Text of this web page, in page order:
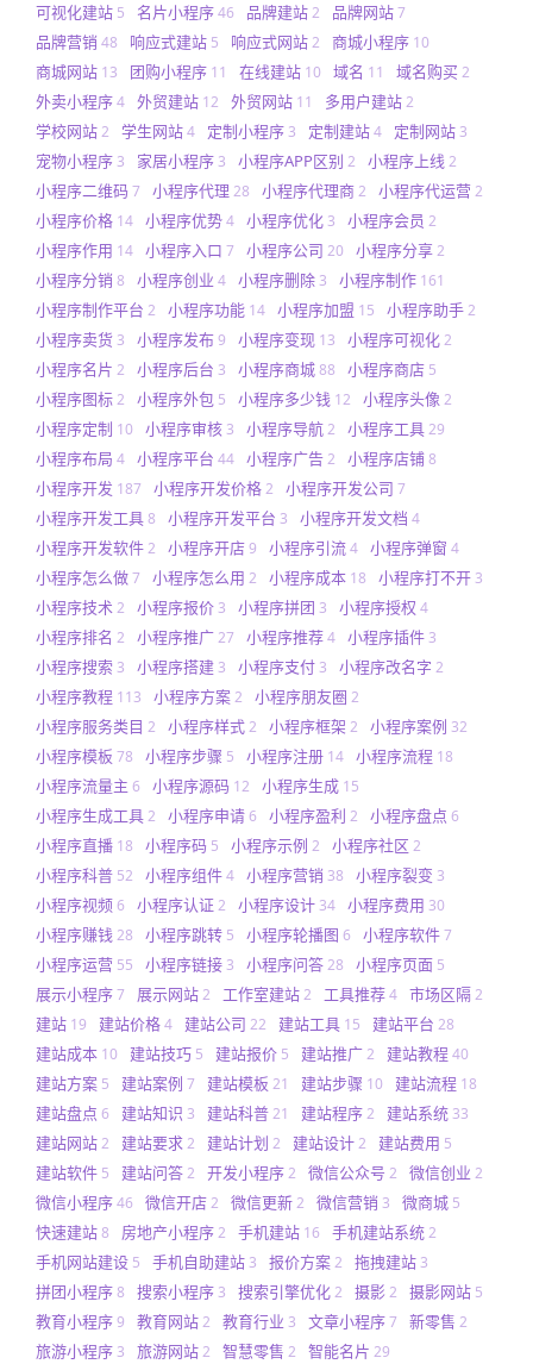
可视化建站 5 名片小程序46 品牌建站2 品牌网站7
品牌营销 48 响应式建站 5 响应式网站2 商城小程序 10
商城网站 13 团购小程序 11 在线建站 10 域名 11 域名购买2
外卖小程序4 外贸建站 12 外贸网站 11 多用户建站2
学校网站2 学生网站4 定制小程序 3 定制建站4 定制网站 3
宠物小程序 3 家居小程序 3 小程序APP区别 2 小程序上线 2
小程序二维码7 小程序代理 28 小程序代理商2 小程序代运营2
小程序价格 14 小程序优势4 小程序优化 3 小程序会员 2
小程序作用 14 小程序入口 7 小程序公司 20 小程序分享2
小程序分销 8 小程序创业 4 小程序删除 3 小程序制作 161
小程序制作平台 2 小程序功能 14 小程序加盟 15 小程序助手2
小程序卖货 3 小程序发布9 小程序变现 13 小程序可视化2
小程序名片 2 小程序后台 3 小程序商城88 小程序商店 5
小程序图标2 小程序外包 5 小程序多少钱 12 小程序头像 2
小程序定制 10 小程序审核 3 小程序导航2 小程序工具29
小程序布局 4 小程序平台 44 小程序广告2 小程序店铺8
小程序开发 187 小程序开发价格2 小程序开发公司 7
小程序开发工具8 小程序开发平台 3 小程序开发文档 4
小程序开发软件2 小程序开店9 小程序引流4 小程序弹窗 4
小程序怎么做7 小程序怎么用 2 小程序成本 18 小程序打不开 3
小程序技术2 小程序报价 3 小程序拼团 3 小程序授权 4
小程序排名 2 小程序推广27 小程序推荐4 小程序插件 3
小程序搜索 3 小程序搭建 3 小程序支付 3 小程序改名字 2
小程序教程 113 小程序方案2 小程序朋友圈 2
小程序服务类目 2 小程序样式2 小程序框架 2 小程序案例 32
小程序模板 78 小程序步骤 5 小程序注册 14 小程序流程 18
小程序流量主 6 小程序源码 12 小程序生成 15
小程序生成工具2 小程序申请6 小程序盈利 2 小程序盘点 6
小程序直播 18 小程序码 5 小程序示例 2 小程序社区 2
小程序科普 52 小程序组件4 小程序营销 38 小程序裂变 3
小程序视频6 小程序认证2 小程序设计 34 小程序费用 30
小程序赚钱28 小程序跳转 5 小程序轮播图 6 小程序软件7
小程序运营 55 小程序链接 3 小程序问答28 小程序页面 5
展示小程序7 展示网站2 工作室建站2 工具推荐4 市场区隔2
建站 19 建站价格4 建站公司 22 建站工具 15 建站平台 28
建站成本 10 建站技巧 5 建站报价 5 建站推广2 建站教程40
建站方案 5 建站案例 7 建站模板 21 建站步骤 10 建站流程 18
建站盘点 6 建站知识 3 建站科普21 建站程序2 建站系统 33
建站网站2 建站要求2 建站计划 2 建站设计2 建站费用 5
建站软件 5 建站问答2 开发小程序2 微信公众号 2 微信创业 2
微信小程序46 微信开店2 微信更新2 微信营销 3 微商城 5
快速建站8 房地产小程序2 手机建站 16 手机建站系统2
手机网站建设 5 手机自助建站 3 报价方案2 拖拽建站 3
拼团小程序8 搜索小程序 3 搜索引擎优化2 摄影2 摄影网站 5
教育小程序9 教育网站2 教育行业 3 文章小程序7 新零售 2
旅游小程序 3 旅游网站2 智慧零售 2 智能名片 29